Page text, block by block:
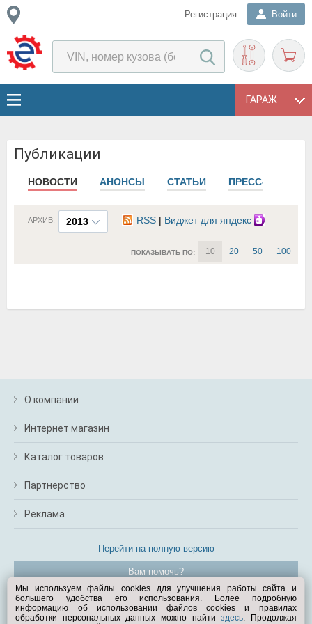
Регистрация Войти
ГАРАЖ
Публикации
НОВОСТИ АНОНСЫ СТАТЬИ ПРЕСС-РЕЛИЗЫ
2013
АРХИВ: RSS | Виджет для яндекс
ПОКАЗЫВАТЬ ПО: 10 20 50 100
О компании
Интернет магазин
Каталог товаров
Партнерство
Реклама
Перейти на полную версию
Вам помочь?
© Exist.ru 1998—2026
Мы используем файлы cookies для улучшения работы сайта и
большего удобства его использования. Более подробную
информацию об использовании файлов cookies и правилах
обработки персональных данных можно найтиздесь. Продолжая